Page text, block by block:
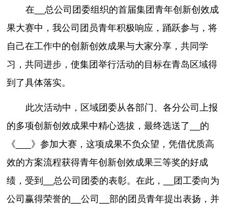
在__总公司团委组织的首届集团青年创新创效成
果大赛中，我公司团员青年积极响应，踊跃参与，将
自己在工作中的创新创效成果与大家分享，共同学
习，共同进步，使集团举行活动的目标在青岛区域得
到了具体落实。
此次活动中，区域团委从各部门、各分公司上报
的多项创新创效成果中精心选拔，最终选送了__的
《___》参加大赛，这项成果不负众望，凭借优质高
效的方案流程获得青年创新创效成果三等奖的好成
绩，受到__总公司团委的表彰。在此，__团工委向为
公司赢得荣誉的__公司__部的团员青年提出表扬，并